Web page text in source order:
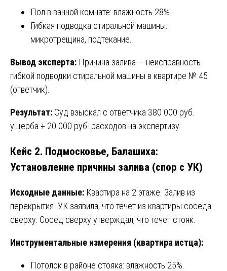
Пол в ванной комнате: влажность 28%.
Гибкая подводка стиральной машины:
микротрещина, подтекание.
Вывод эксперта: Причина залива — неисправность
гибкой подводки стиральной машины в квартире № 45
(ответчик).
Результат: Суд взыскал с ответчика 380 000 руб.
ущерба + 20 000 руб. расходов на экспертизу.
Кейс 2. Подмосковье, Балашиха:
Установление причины залива (спор с УК)
Исходные данные: Квартира на 2 этаже. Залив из
перекрытия. УК заявила, что течет из квартиры соседа
сверху. Сосед сверху утверждал, что течет стояк.
Инструментальные измерения (квартира истца):
Потолок в районе стояка: влажность 25%.